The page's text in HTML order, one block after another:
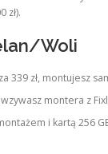
zł).
Woli
339 zł, montujesz
montera z
i kartą 256